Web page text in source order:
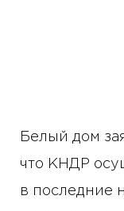
Белый дом
что КНДР
в последние